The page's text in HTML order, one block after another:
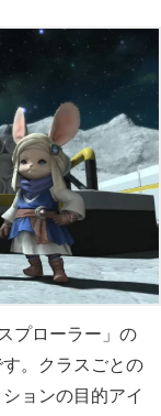
プローラー」の
。クラスごとの
ョンの目的アイ